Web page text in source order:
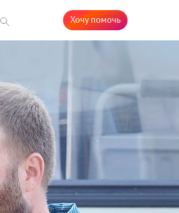
Хочу помочь